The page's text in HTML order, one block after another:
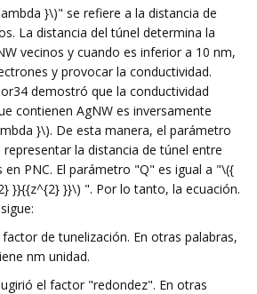
}\)" se refiere a la distancia de
La distancia del túnel determina la
vecinos y cuando es inferior a 10 nm,
y provocar la conductividad.
demostró que la conductividad
contienen AgNW es inversamente
}\). De esta manera, el parámetro
representar la distancia de túnel entre
PNC. El parámetro "Q" es igual a "\({
}}{{z^{2} }}\) ". Por lo tanto, la ecuación.
de tunelización. En otras palabras,
nm unidad.
el factor "redondez". En otras